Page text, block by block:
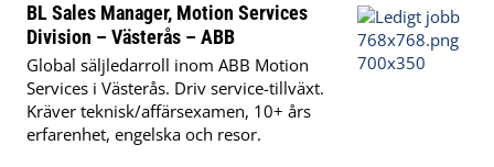
BL Sales Manager, Motion Services
Division – Västerås – ABB
Global säljledarroll inom ABB Motion
Services i Västerås. Driv service-tillväxt.
Kräver teknisk/affärsexamen, 10+ års
erfarenhet, engelska och resor.